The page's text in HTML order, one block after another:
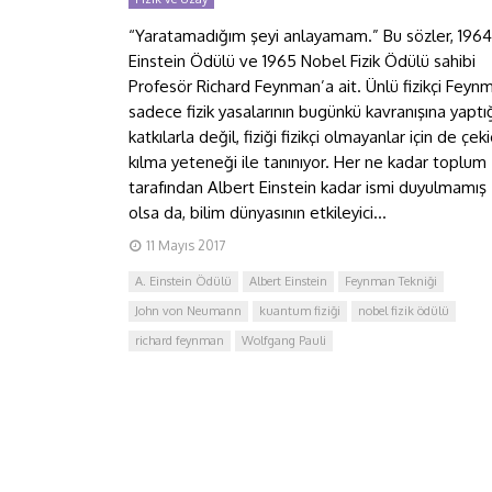
“Yaratamadığım şeyi anlayamam.” Bu sözler,
Einstein Ödülü ve 1965 Nobel Fizik Ödülü sahibi
Profesör Richard Feynman’a ait. Ünlü fizikçi
sadece fizik yasalarının bugünkü kavranışına
katkılarla değil, fiziği fizikçi olmayanlar için de
kılma yeteneği ile tanınıyor. Her ne kadar toplum
tarafından Albert Einstein kadar ismi duyulmamış
olsa da, bilim dünyasının etkileyici...
11 Mayıs 2017
A. Einstein Ödülü Albert Einstein
Feynman Tekniği
John von Neumann
kuantum fiziği
nobel fizik ödülü
richard feynman
Wolfgang Pauli